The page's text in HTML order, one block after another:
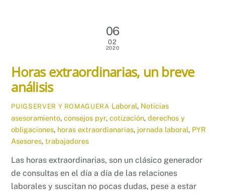
06
02
2020
Horas extraordinarias, un breve
análisis
PUIGSERVER Y ROMAGUERA Laboral, Noticias
asesoramiento,consejos pyr,cotización,derechos y
obligaciones, horas extraordianarias, jornada laboral, PYR
Asesores,trabajadores
Las horas extraordinarias, son un clásico generador
de consultas en el día a día de las relaciones
laborales y suscitan no pocas dudas, pese a estar